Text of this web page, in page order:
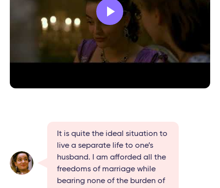
It is quite the ideal situation to
live a separate life to one’s
husband. I am afforded all the
freedoms of marriage while
bearing none of the burden of